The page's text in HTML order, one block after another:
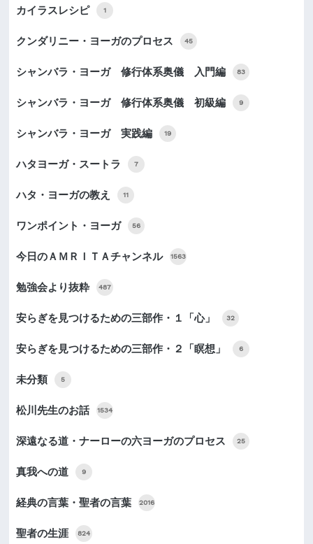
カイラスレシピ 1
クンダリニー・ヨーガのプロセス 45
シャンバラ・ヨーガ 修行体系奥儀 入門編 83
シャンバラ・ヨーガ 修行体系奥儀 初級編 9
シャンバラ・ヨーガ 実践編 19
ハタヨーガ・スートラ 7
ハタ・ヨーガの教え 11
ワンポイント・ヨーガ 56
今日のＡＭＲＩＴＡチャンネル 1563
勉強会より抜粋 487
安らぎを見つけるための三部作・１「心」 32
安らぎを見つけるための三部作・２「瞑想」 6
未分類 5
松川先生のお話 1534
深遠なる道・ナーローの六ヨーガのプロセス 25
真我への道 9
経典の言葉・聖者の言葉 2016
聖者の生涯 824